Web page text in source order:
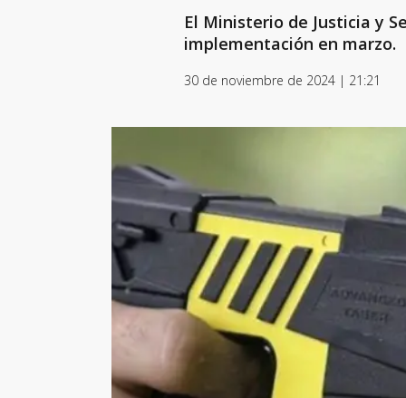
El Ministerio de Justicia y
implementación en marzo.
30 de noviembre de 2024 | 21:21